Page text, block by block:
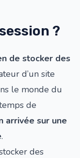
?
de stocker des
d’un site
le monde du
de
arrivée sur une
.
des